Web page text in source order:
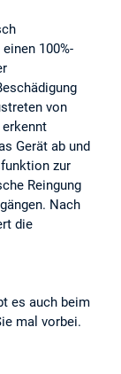
100%-
von
Gerät ab und
zur
Reingung
Nach
die
es auch beim
mal vorbei.